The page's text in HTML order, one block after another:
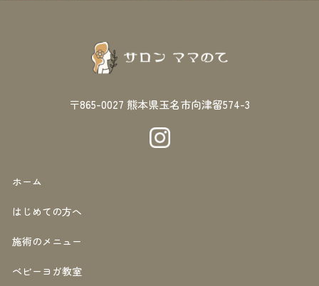
〒865-0027 熊本県玉名市向津留574-3
ホーム
はじめての方へ
施術のメニュー
ベビーヨガ教室